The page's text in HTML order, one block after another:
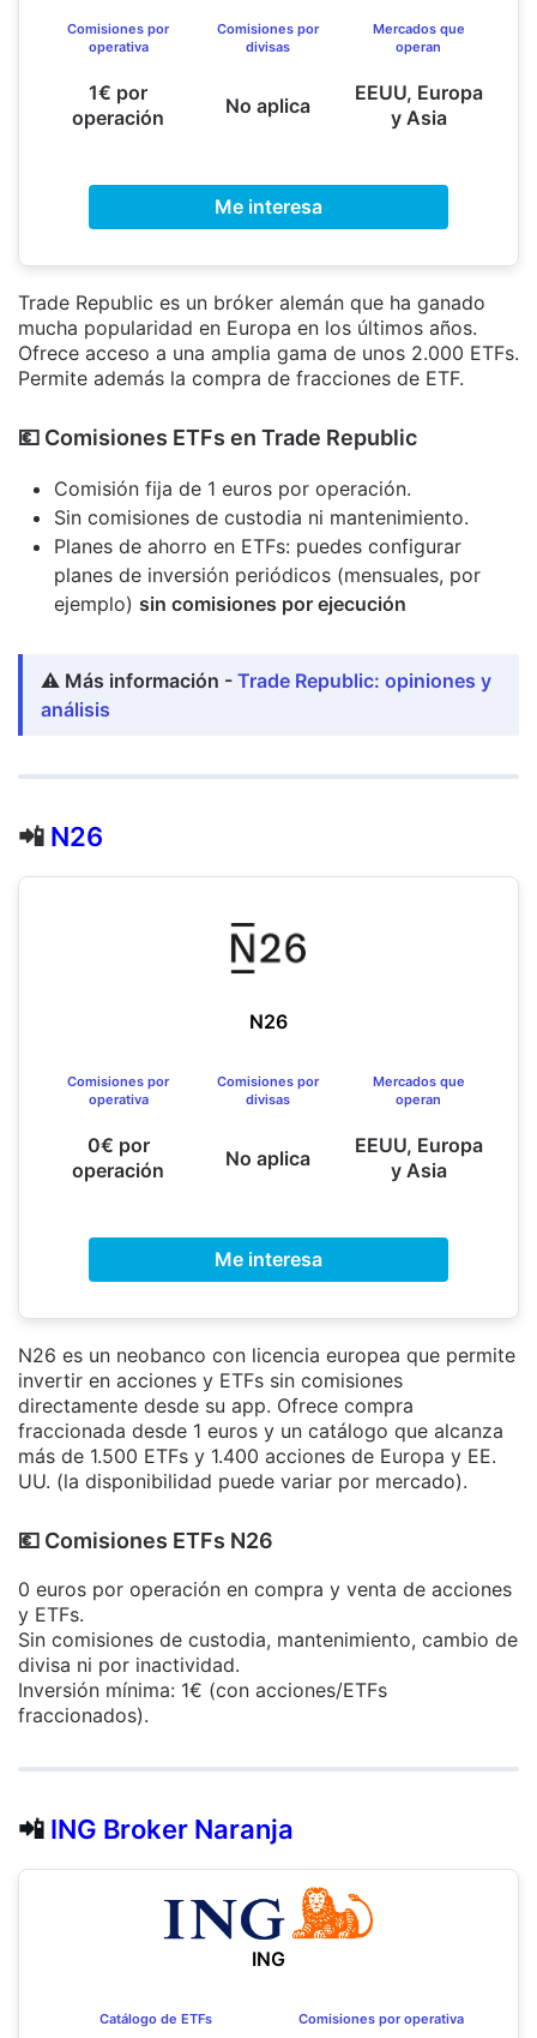
Comisiones por
operativa
1€ por
operación
Comisiones por
divisas
No aplica
Mercados que
operan
EEUU, Europa
y Asia
Me interesa
Trade Republic es un bróker alemán que ha ganado
mucha popularidad en Europa en los últimos años.
Ofrece acceso a una amplia gama de unos 2.000 ETFs.
Permite además la compra de fracciones de ETF.
​💶​ Comisiones ETFs en Trade Republic
Comisión fija de 1 euros por operación.
Sin comisiones de custodia ni mantenimiento.
Planes de ahorro en ETFs: puedes configurar
planes de inversión periódicos (mensuales, por
ejemplo) sin comisiones por ejecución
⚠️ Más información - Trade Republic: opiniones y
análisis
📲 N26
N26
Comisiones por
operativa
0€ por
operación
Comisiones por
divisas
No aplica
Mercados que
operan
EEUU, Europa
y Asia
Me interesa
N26 es un neobanco con licencia europea que permite
invertir en acciones y ETFs sin comisiones
directamente desde su app. Ofrece compra
fraccionada desde 1 euros y un catálogo que alcanza
más de 1.500 ETFs y 1.400 acciones de Europa y EE.
UU. (la disponibilidad puede variar por mercado).
​💶​ Comisiones ETFs N26
0 euros por operación en compra y venta de acciones
y ETFs.
Sin comisiones de custodia, mantenimiento, cambio de
divisa ni por inactividad.
Inversión mínima: 1€ (con acciones/ETFs
fraccionados).
📲 ING Broker Naranja
ING
Catálogo de ETFs Comisiones por operativa